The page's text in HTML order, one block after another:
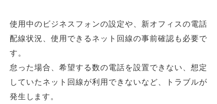
使用中のビジネスフォンの設定や、新オフィスの電話
配線状況、使用できるネット回線の事前確認も必要で
す。
怠った場合、希望する数の電話を設置できない、想定
していたネット回線が利用できないなど、トラブルが
発生します。